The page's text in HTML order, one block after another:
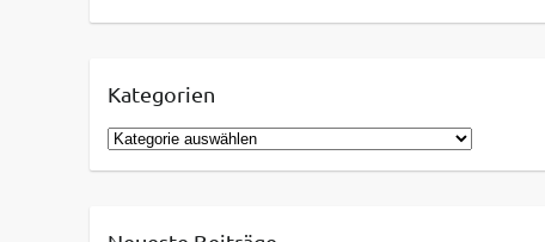
Kategorien
K
a